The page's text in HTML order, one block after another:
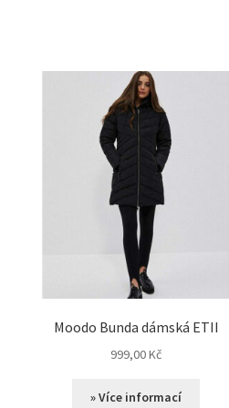
Moodo Bunda dámská ETII
999,00Kč
» Více informací